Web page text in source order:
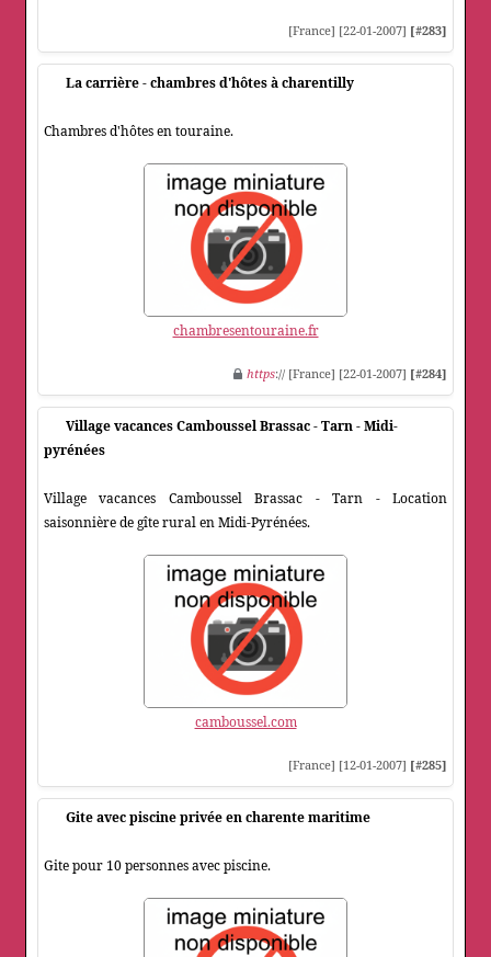
[France] [22-01-2007] [#283]
La carrière - chambres d'hôtes à charentilly
Chambres d'hôtes en touraine.
chambresentouraine.fr
https:// [France] [22-01-2007] [#284]
Village vacances Camboussel Brassac - Tarn - Midi-
pyrénées
Village vacances Camboussel Brassac - Tarn - Location
saisonnière de gîte rural en Midi-Pyrénées.
camboussel.com
[France] [12-01-2007] [#285]
Gite avec piscine privée en charente maritime
Gite pour 10 personnes avec piscine.